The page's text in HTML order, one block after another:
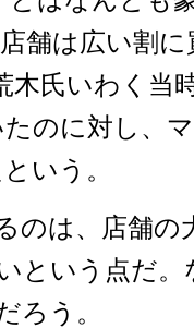
舗は広い割
木氏いわく当
のに対し、
いう。
は、店舗の
という点だ
ろう。